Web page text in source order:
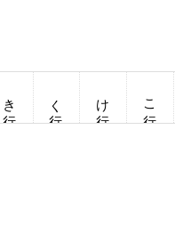
き行 く行 け行 こ行